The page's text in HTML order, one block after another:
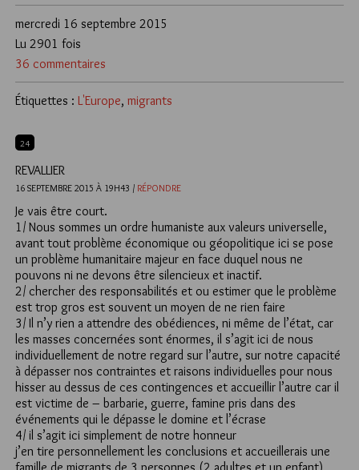
mercredi 16 septembre 2015
36 commentaires
Lu 2901 fois
Étiquettes : L'Europe, migrants
24
REVALLIER
16 SEPTEMBRE 2015 À 19H43 / RÉPONDRE
Je vais être court.
1/ Nous sommes un ordre humaniste aux valeurs universelle,
avant tout problème économique ou géopolitique ici se pose
un problème humanitaire majeur en face duquel nous ne
pouvons ni ne devons être silencieux et inactif.
2/ chercher des responsabilités et ou estimer que le problème
est trop gros est souvent un moyen de ne rien faire
3/ Il n’y rien a attendre des obédiences, ni même de l’état, car
les masses concernées sont énormes, il s’agit ici de nous
individuellement de notre regard sur l’autre, sur notre capacité
à dépasser nos contraintes et raisons individuelles pour nous
hisser au dessus de ces contingences et accueillir l’autre car il
est victime de – barbarie, guerre, famine pris dans des
événements qui le dépasse le domine et l’écrase
4/ il s’agit ici simplement de notre honneur
j’en tire personnellement les conclusions et accueillerais une